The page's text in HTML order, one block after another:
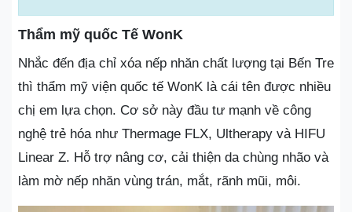
Thẩm mỹ quốc Tế WonK
Nhắc đến địa chỉ xóa nếp nhăn chất lượng tại Bến Tre
thì thẩm mỹ viện quốc tế WonK là cái tên được nhiều
chị em lựa chọn. Cơ sở này đầu tư mạnh về công
nghệ trẻ hóa như Thermage FLX, Ultherapy và HIFU
Linear Z. Hỗ trợ nâng cơ, cải thiện da chùng nhão và
làm mờ nếp nhăn vùng trán, mắt, rãnh mũi, môi.